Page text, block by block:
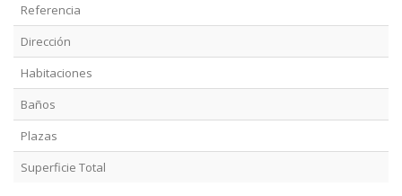
Referencia
Dirección
Habitaciones
Baños
Plazas
Superficie Total